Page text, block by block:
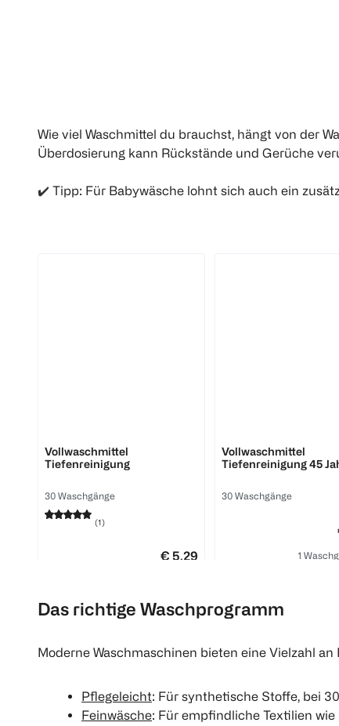
Wie viel Waschmittel du brauchst, hängt von der
Überdosierung kann Rückstände und Gerüche
✔️ Tipp: Für Babywäsche lohnt sich auch ein
Vollwaschmittel
Tiefenreinigung
30 Waschgänge
(1)
€ 5,29
Click & Collect
Vollwaschmittel
Tiefenreinigung 45
30 Waschgänge
1
Das richtige Waschprogramm
Moderne Waschmaschinen bieten eine Vielzahl an
Pflegeleicht: Für synthetische Stoffe, bei
Feinwäsche: Für empfindliche Textilien wie